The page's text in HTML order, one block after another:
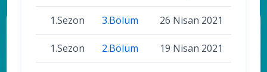
1.Sezon 3.Bölüm 26 Nisan 2021
1.Sezon 2.Bölüm 19 Nisan 2021